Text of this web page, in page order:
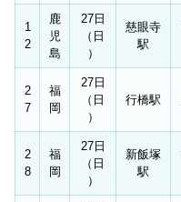
1
2
鹿
児
島
27日
（日
）
慈眼寺
駅
2
7
福
岡
27日
（日
）
行橋駅
2
8
福
岡
27日
（日
）
新飯塚
駅